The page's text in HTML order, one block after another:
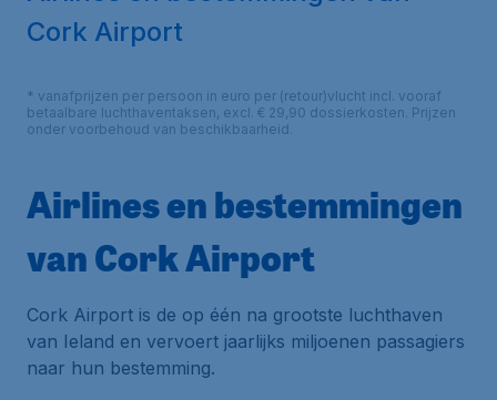
Cork Airport
* vanafprijzen per persoon in euro per (retour)vlucht incl. vooraf
betaalbare luchthaventaksen, excl. € 29,90 dossierkosten. Prijzen
onder voorbehoud van beschikbaarheid.
Airlines en bestemmingen
van Cork Airport
Cork Airport is de op één na grootste luchthaven
van Ieland en vervoert jaarlijks miljoenen passagiers
naar hun bestemming.